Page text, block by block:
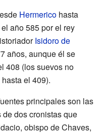
Hermerico hasta
año 585 por el rey
Isidoro de
años, aunque él se
408 (los suevos no
el 409).
principales son las
dos cronistas que
obispo de Chaves,